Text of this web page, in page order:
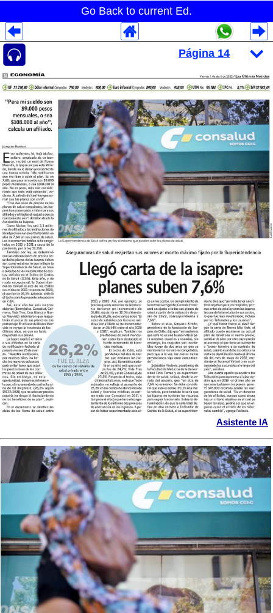
Go Back to current Ed.
Asistente IA
Despliegues Analytics
Despliegues Totales
Despliegues por Rubros